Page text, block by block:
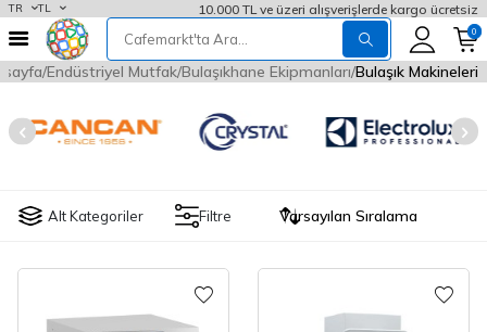
TR TL 10.000 TL ve üzeri alışverişlerde kargo ücretsiz
0
Endüstriyel Mutfak Bulaşıkhane Ekipmanları Bulaşık Makineleri
Alt Kategoriler Filtre